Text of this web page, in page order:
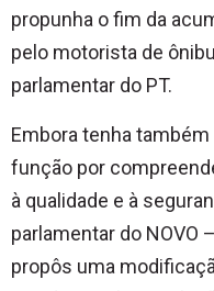
propunha o fim da
pelo motorista de
parlamentar do PT.
Embora tenha
função por
à qualidade e à
parlamentar do NOVO
propôs uma